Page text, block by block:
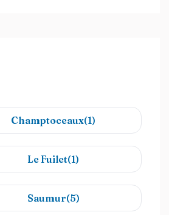
Champtoceaux(1)
Le Fuilet(1)
Saumur(5)